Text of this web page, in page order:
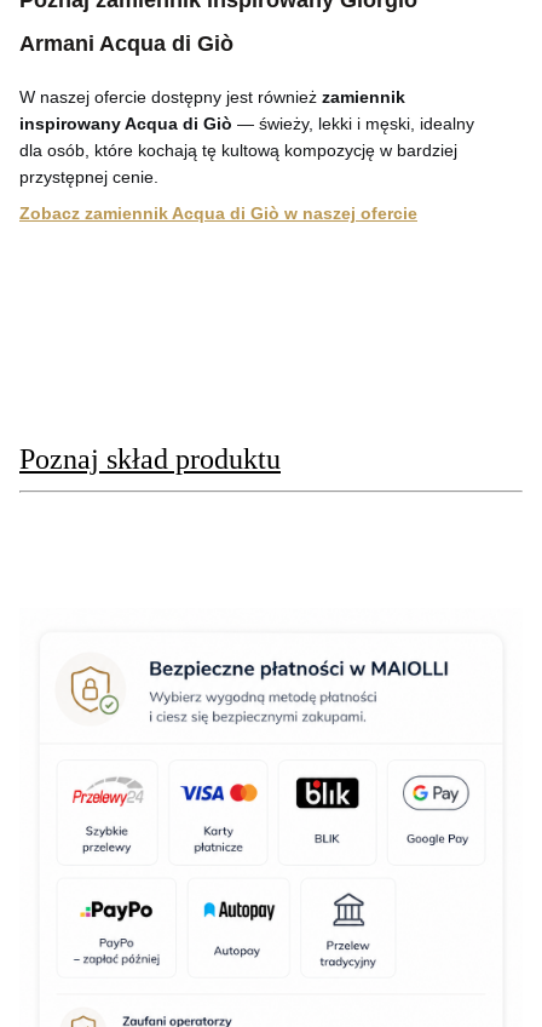
Armani Acqua di Giò
W naszej ofercie dostępny jest również zamiennik
inspirowany Acqua di Giò — świeży, lekki i męski, idealny
dla osób, które kochają tę kultową kompozycję w bardziej
przystępnej cenie.
Zobacz zamiennik Acqua di Giò w naszej ofercie
Poznaj skład produktu